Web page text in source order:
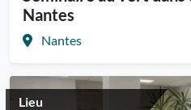
Nantes
Nantes
Lieu